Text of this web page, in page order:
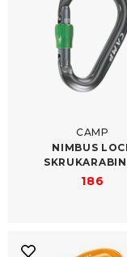
CAMP
NIMBUS
186